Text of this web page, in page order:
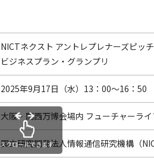
NICTネクスト アントレプレナーズピ
ビジネスプラン・グランプリ
2025年9月17日（水）13：00～16：50
大阪・関西万博会場内 フューチャーラ
国立研究開発法人情報通信研究機構（
スクロールできます